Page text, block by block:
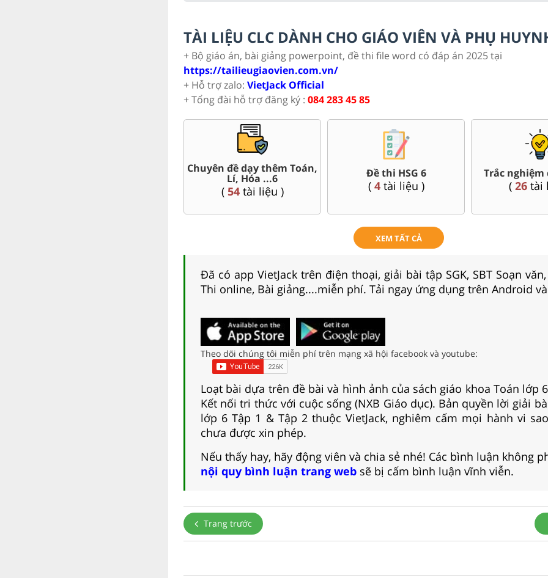
TÀI LIỆU CLC DÀNH CHO GIÁO VIÊN VÀ PHỤ
+ Bộ giáo án, bài giảng powerpoint, đề thi file word có đáp án 2025 tại
https://tailieugiaovien.com.vn/
+ Hỗ trợ zalo: VietJack Official
+ Tổng đài hỗ trợ đăng ký : 084 283 45 85
Đề thi giữa kì, cuối kì 6
(141tài liệu )
Bài giảng Powerpoint Văn,
Sử, Địa 6....
(33 tài liệu )
Giáo án
( 64tài
XEM TẤT CẢ
Đã có app VietJack trên điện thoại, giải bài tập SGK, SBT Soạn
Thi online, Bài giảng....miễn phí. Tải ngay ứng dụng trên Android
Theo dõi chúng tôi miễn phí trên mạng xã hội facebook và youtube:
Loạt bài dựa trên đề bài và hình ảnh của sách giáo khoa Toán lớp
Kết nối tri thức với cuộc sống (NXB Giáo dục). Bản quyền lời giải
lớp 6 Tập 1 & Tập 2 thuộc VietJack, nghiêm cấm mọi hành vi
chưa được xin phép.
Nếu thấy hay, hãy động viên và chia sẻ nhé! Các bình luận không
nội quy bình luận trang web sẽ bị cấm bình luận vĩnh viễn.
Trang trước